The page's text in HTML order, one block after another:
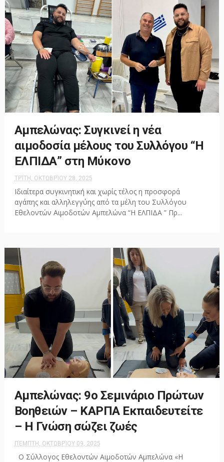
Αμπελώνας: Συγκινεί η νέα
αιμοδοσία μέλους του Συλλόγου “Η
ΕΛΠΙΔΑ” στη Μύκονο
ΤΡΊΤΗ, ΟΚΤΩΒΡΊΟΥ 28, 2025
Ιδιαίτερα συγκινητική και χωρίς τέλος η προσφορά
αγάπης και αλληλεγγύης από τα μέλη του Συλλόγου
Εθελοντών Αιμοδοτών Αμπελώνα “Η ΕΛΠΙΔΑ ” Πρ...
Αμπελώνας: 9ο Σεμινάριο Πρώτων
Βοηθειών – ΚΑΡΠΑ Εκπαιδευτείτε
– Η Γνώση σώζει ζωές
ΠΈΜΠΤΗ, ΟΚΤΩΒΡΊΟΥ 09, 2025
Ο Σύλλογος Εθελοντών Αιμοδοτών Αμπελώνα «Η